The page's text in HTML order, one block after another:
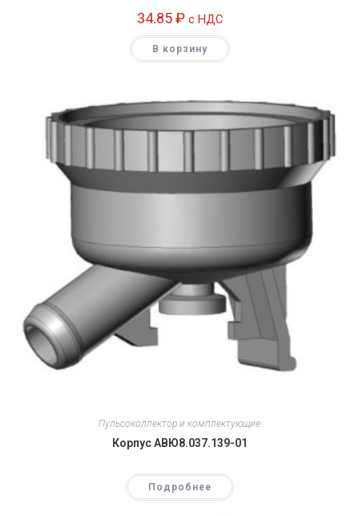
34.85₽ c НДС
В корзину
Пульсоколлектор и комплектующие
Корпус АВЮ8.037.139-01
Подробнее